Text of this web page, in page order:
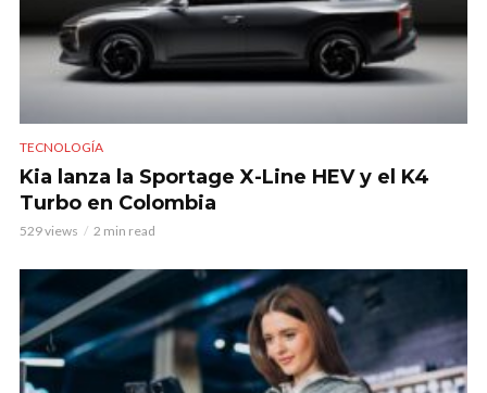
TECNOLOGÍA
Kia lanza la Sportage X-Line HEV y el K4
Turbo en Colombia
529 views 2 min read